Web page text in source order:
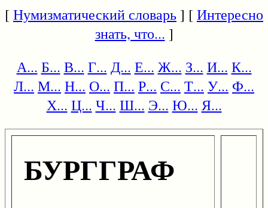
[Нумизматический словарь] [Интересно
знать, что... ]
А... Б... В... Г... Д... Е... Ж... З... И... К...
Л... М... Н... О... П... Р... С... Т... У... Ф...
Х... Ц... Ч... Ш... Э... Ю... Я...
БУРГГРАФ